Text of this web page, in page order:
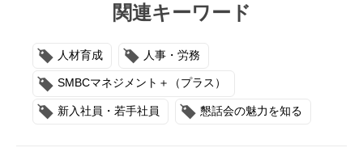
関連キーワード
人材育成 人事・労務
SMBCマネジメント＋（プラス）
新入社員・若手社員 懇話会の魅力を知る